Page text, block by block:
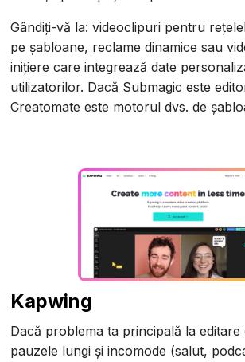
Gândiți-vă la: videoclipuri pentru
pe șabloane, reclame dinamice sau
inițiere care integrează date
utilizatorilor. Dacă Submagic este
Creatomate este motorul dvs. de
Kapwing
Dacă problema ta principală la
pauzele lungi și incomode (salut,